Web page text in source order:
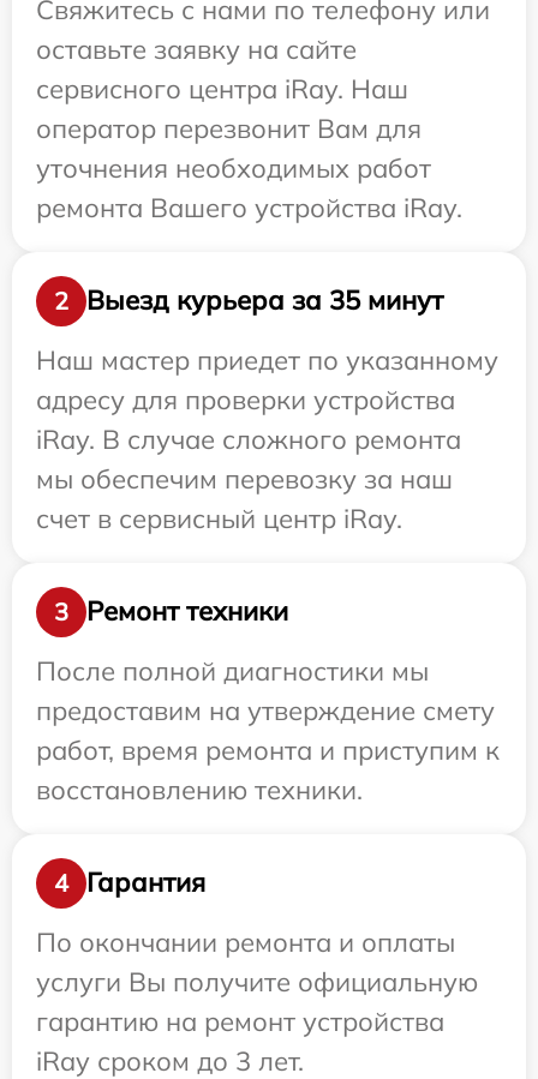
Свяжитесь с нами по телефону или
оставьте заявку на сайте
сервисного центра iRay. Наш
оператор перезвонит Вам для
уточнения необходимых работ
ремонта Вашего устройства iRay.
2
Выезд курьера за 35 минут
Наш мастер приедет по указанному
адресу для проверки устройства
iRay. В случае сложного ремонта
мы обеспечим перевозку за наш
счет в сервисный центр iRay.
3
Ремонт техники
После полной диагностики мы
предоставим на утверждение смету
работ, время ремонта и приступим к
восстановлению техники.
4
Гарантия
По окончании ремонта и оплаты
услуги Вы получите официальную
гарантию на ремонт устройства
iRay сроком до 3 лет.